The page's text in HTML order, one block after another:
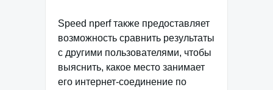
Speed nperf также предоставляет
возможность сравнить результаты
с другими пользователями, чтобы
выяснить, какое место занимает
его интернет-соединение по